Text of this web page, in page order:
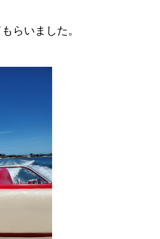
らいました。